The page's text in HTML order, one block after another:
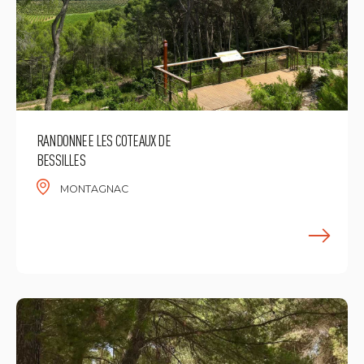
RANDONNEE LES COTEAUX DE
BESSILLES
MONTAGNAC